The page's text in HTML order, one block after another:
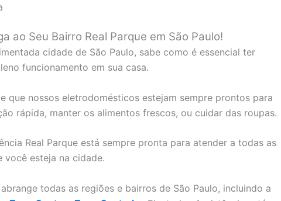
ao Seu Bairro Real Parque em São Paulo!
cidade de São Paulo, sabe como é essencial ter
funcionamento em sua casa.
que nossos eletrodomésticos estejam sempre prontos para
rápida, manter os alimentos frescos, ou cuidar das roupas.
Real Parque está sempre pronta para atender a todas as
você esteja na cidade.
todas as regiões e bairros de São Paulo, incluindo a